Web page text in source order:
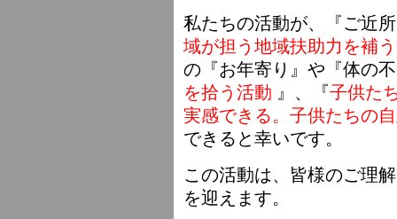
私たちの活動が、『ご近
域が担う地域扶助力を補
の『お年寄り』や『体の
を拾う活動 』、『子供た
実感できる。子供たちの
できると幸いです。
この活動は、皆様のご理
を迎えます。